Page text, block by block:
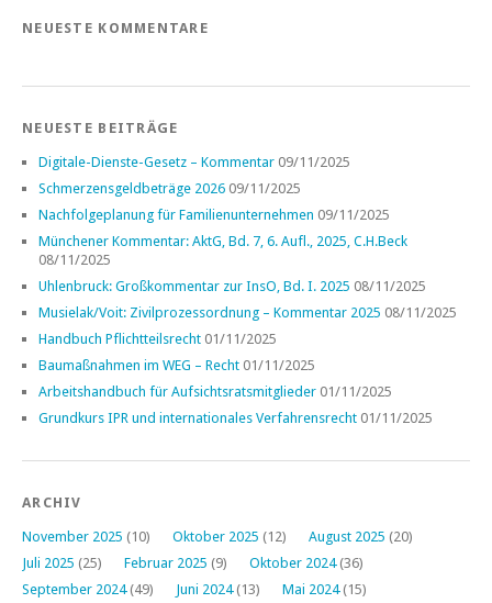
NEUESTE KOMMENTARE
NEUESTE BEITRÄGE
Digitale-Dienste-Gesetz – Kommentar 09/11/2025
Schmerzensgeldbeträge 2026 09/11/2025
Nachfolgeplanung für Familienunternehmen 09/11/2025
Münchener Kommentar: AktG, Bd. 7, 6. Aufl., 2025, C.H.Beck
08/11/2025
Uhlenbruck: Großkommentar zur InsO, Bd. I. 2025 08/11/2025
Musielak/Voit: Zivilprozessordnung – Kommentar 2025 08/11/2025
Handbuch Pflichtteilsrecht 01/11/2025
Baumaßnahmen im WEG – Recht 01/11/2025
Arbeitshandbuch für Aufsichtsratsmitglieder 01/11/2025
Grundkurs IPR und internationales Verfahrensrecht 01/11/2025
ARCHIV
November 2025 (10) Oktober 2025 (12) August 2025 (20)
Juli 2025 (25) Februar 2025 (9) Oktober 2024(36)
September 2024(49) Juni 2024(13) Mai 2024(15)